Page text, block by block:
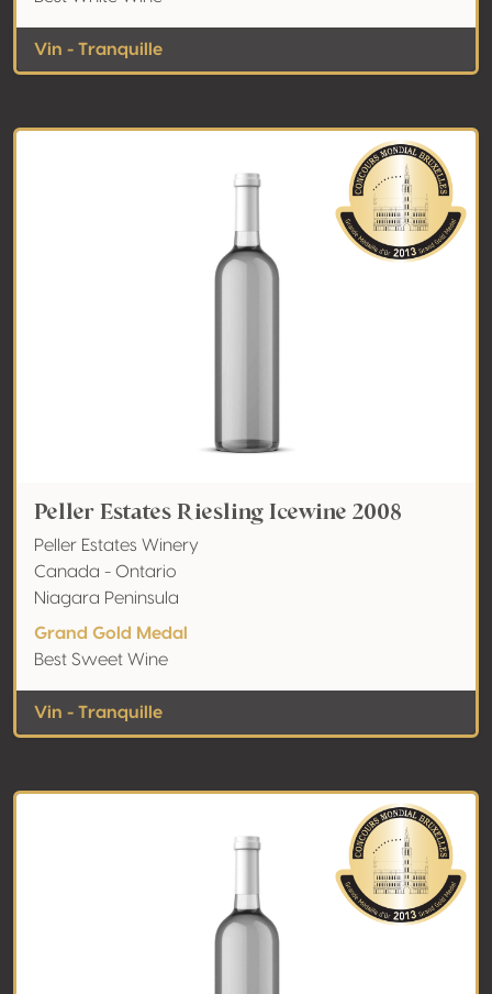
Vin - Tranquille
Peller Estates Riesling Icewine 2008
Peller Estates Winery
Canada - Ontario
Niagara Peninsula
Grand Gold Medal
Best Sweet Wine
Vin - Tranquille